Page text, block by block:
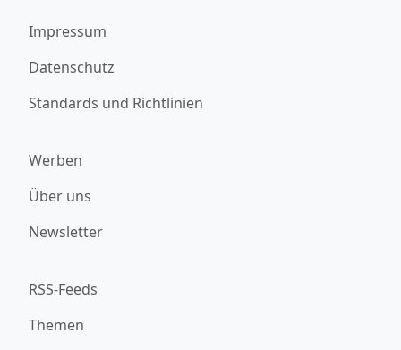
Impressum
Datenschutz
Standards und Richtlinien
Werben
Über uns
Newsletter
RSS-Feeds
Themen